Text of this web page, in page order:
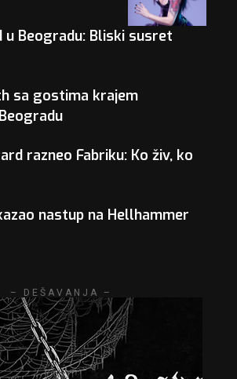
u Beogradu: Bliski susret
sa gostima krajem
razneo Fabriku: Ko živ, ko
nastup na Hellhammer
– DEŠAVANJA –